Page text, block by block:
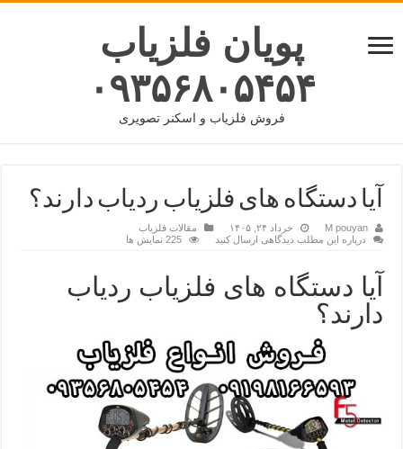
پویان فلزیاب
۰۹۳۵۶۸۰۵۴۵۴
فروش فلزیاب و اسکنر تصویری
آیا دستگاه های فلزیاب ردیاب دارند؟
M pouyan خرداد ۲۴, ۱۴۰۵
مقالات فلزیاب
درباره این مطلب دیدگاهی ارسال کنید
225 نمایش ها
آیا دستگاه های فلزیاب ردیاب
دارند؟